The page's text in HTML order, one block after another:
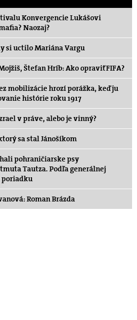
Konvergencie Lukášovi
Naozaj?
si uctilo Mariána Vargu
Štefan Hríb: Ako opraviť FIFA?
mobilizácie hrozí porážka, keď ju
histórie roku 1917
v práve, alebo je vinný?
sa stal Jánošíkom
pohraničiarske psy
Tautza. Podľa generálnej
poriadku
Roman Brázda